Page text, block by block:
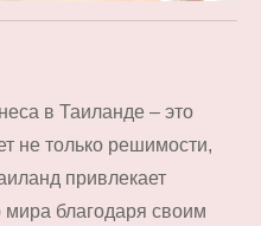
в Таиланде – это
не только решимости,
привлекает
мира благодаря своим